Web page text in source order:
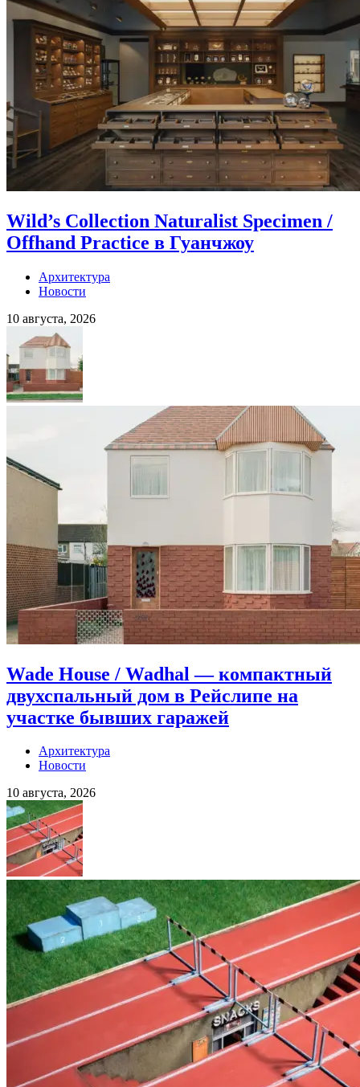
Wild’s Collection Naturalist Specimen /
Offhand Practice в Гуанчжоу
Архитектура
Новости
10 августа, 2026
Wade House / Wadhal — компактный
двухспальный дом в Рейслипе на
участке бывших гаражей
Архитектура
Новости
10 августа, 2026